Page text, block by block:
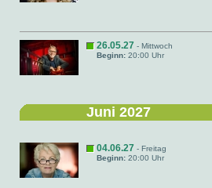
26.05.27 - Mittwoch
Beginn: 20:00 Uhr
Juni 2027
04.06.27 - Freitag
Beginn: 20:00 Uhr